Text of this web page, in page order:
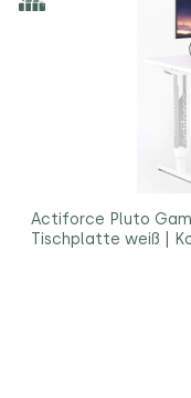
Actiforce Pluto
Tischplatte weiß |